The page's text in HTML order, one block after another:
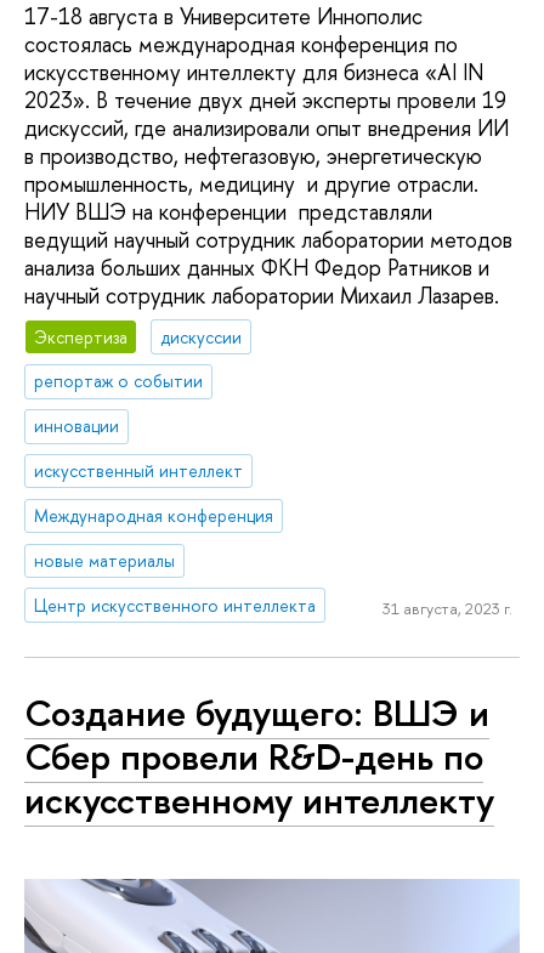
17-18 августа в Университете Иннополис
состоялась международная конференция по
искусственному интеллекту для бизнеса «AI IN
2023». В течение двух дней эксперты провели 19
дискуссий, где анализировали опыт внедрения ИИ
в производство, нефтегазовую, энергетическую
промышленность, медицину и другие отрасли.
НИУ ВШЭ на конференции представляли
ведущий научный сотрудник лаборатории методов
анализа больших данных ФКН Федор Ратников и
научный сотрудник лаборатории Михаил Лазарев.
Экспертиза
дискуссии
репортаж о событии
инновации
искусственный интеллект
Международная конференция
новые материалы
Центр искусственного интеллекта
31 августа, 2023 г.
Создание будущего: ВШЭ и
Сбер провели R&D-день по
искусственному интеллекту